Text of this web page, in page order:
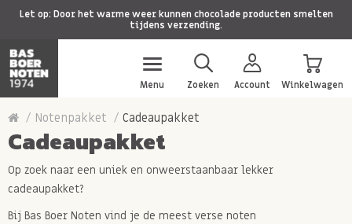
Let op: Door het warme weer kunnen chocolade producten smelten
tijdens verzending.
Menu Zoeken Account Winkelwagen
Notenpakket Cadeaupakket
Cadeaupakket
Op zoek naar een uniek en onweerstaanbaar lekker
cadeaupakket?
Bij Bas Boer Noten vind je de meest verse noten